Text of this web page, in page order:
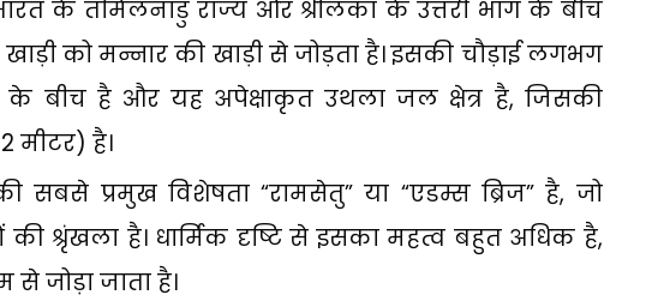
के तमिलनाडु राज्य और श्रीलंका के उत्तरी भाग के बीच
को मन्नार की खाड़ी से जोड़ता है। इसकी चौड़ाई लगभग
के बीच है और यह अपेक्षाकृत उथला जल क्षेत्र है, जिसकी
मीटर) है।
सबसे प्रमुख विशेषता“रामसेतु”या “एडम्स ब्रिज”है, जो
की श्रृंखला है। धार्मिक दृष्टि से इसका महत्व बहुत अधिक है,
जोड़ा जाता है।